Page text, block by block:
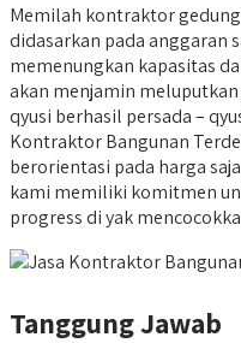
Memilah kontraktor
didasarkan pada anggaran
memenungkan kapasitas
akan menjamin
qyusi berhasil persada –
Kontraktor Bangunan
berorientasi pada harga
kami memiliki komitmen
progress di yak
Tanggung Jawab